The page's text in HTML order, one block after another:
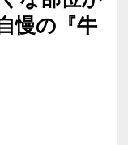
慢の『牛